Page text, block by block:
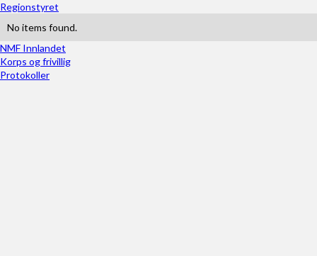
Regionstyret
No items found.
NMF Innlandet
Korps og frivillig
Protokoller